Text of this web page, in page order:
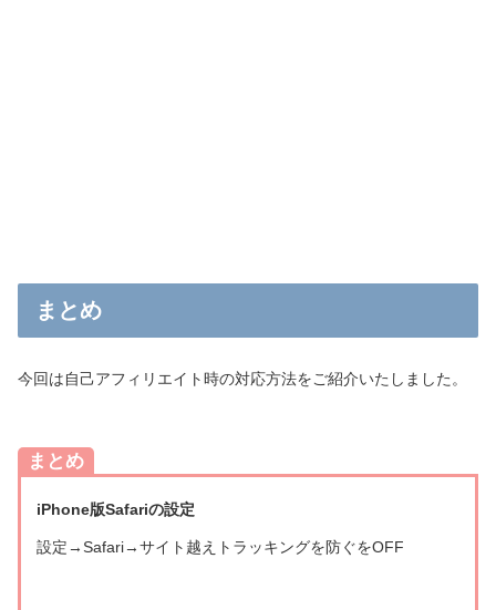
まとめ
今回は自己アフィリエイト時の対応方法をご紹介いたしました。
まとめ
iPhone版Safariの設定
設定→Safari→サイト越えトラッキングを防ぐをOFF